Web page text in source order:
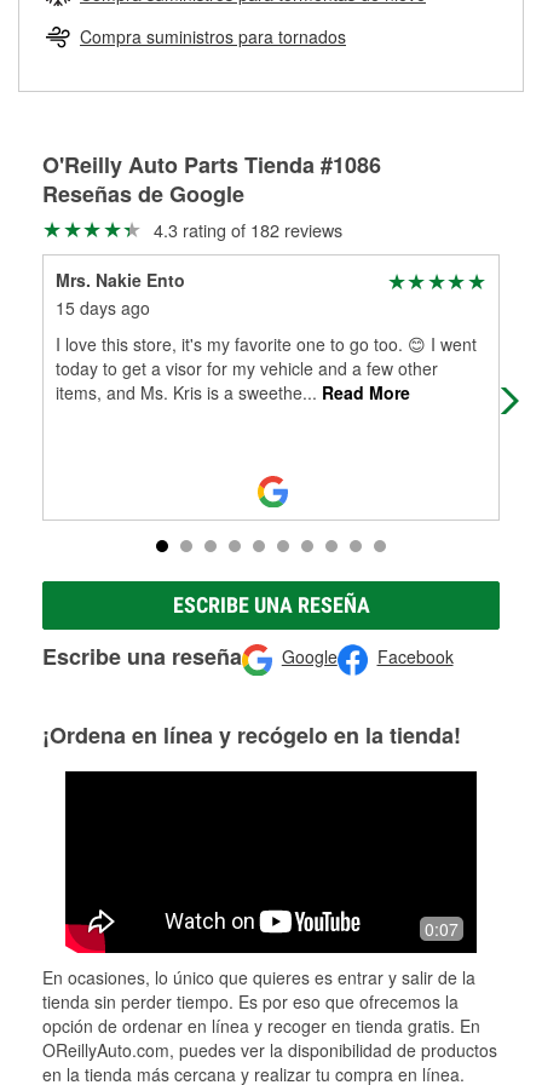
Herramientas de O'Reilly
pueden ser reutilizados, podemos ayudarte a encontrar las
partes de reemplazo correctas para tu reparación.
Rectificación de tambores y discos de freno
Compra suministros para tornados
O'Reilly Auto Parts Tienda #1086
Reseñas de Google
4.3 rating of 182 reviews
Mrs. Nakie Ento
15 days ago
I love this store, it's my favorite one to go too. 😊 I went
today to get a visor for my vehicle and a few other
items, and Ms. Kris is a sweethe... Read More
ESCRIBE UNA RESEÑA
Escribe una reseña Google Facebook
¡Ordena en línea y recógelo en la tienda!
0:07
En ocasiones, lo único que quieres es entrar y salir de la
tienda sin perder tiempo. Es por eso que ofrecemos la
opción de ordenar en línea y recoger en tienda gratis. En
OReillyAuto.com, puedes ver la disponibilidad de productos
en la tienda más cercana y realizar tu compra en línea.